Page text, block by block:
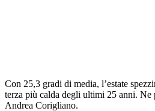
Con 25,3 gradi di media, l’estate
terza più calda degli ultimi 25 anni.
Andrea Corigliano.